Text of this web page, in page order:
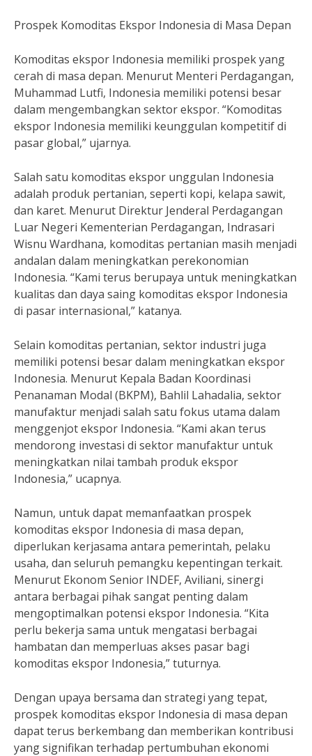
Prospek Komoditas Ekspor Indonesia di Masa Depan
Komoditas ekspor Indonesia memiliki prospek yang
cerah di masa depan. Menurut Menteri Perdagangan,
Muhammad Lutfi, Indonesia memiliki potensi besar
dalam mengembangkan sektor ekspor. “Komoditas
ekspor Indonesia memiliki keunggulan kompetitif di
pasar global,” ujarnya.
Salah satu komoditas ekspor unggulan Indonesia
adalah produk pertanian, seperti kopi, kelapa sawit,
dan karet. Menurut Direktur Jenderal Perdagangan
Luar Negeri Kementerian Perdagangan, Indrasari
Wisnu Wardhana, komoditas pertanian masih menjadi
andalan dalam meningkatkan perekonomian
Indonesia. “Kami terus berupaya untuk meningkatkan
kualitas dan daya saing komoditas ekspor Indonesia
di pasar internasional,” katanya.
Selain komoditas pertanian, sektor industri juga
memiliki potensi besar dalam meningkatkan ekspor
Indonesia. Menurut Kepala Badan Koordinasi
Penanaman Modal (BKPM), Bahlil Lahadalia, sektor
manufaktur menjadi salah satu fokus utama dalam
menggenjot ekspor Indonesia. “Kami akan terus
mendorong investasi di sektor manufaktur untuk
meningkatkan nilai tambah produk ekspor
Indonesia,” ucapnya.
Namun, untuk dapat memanfaatkan prospek
komoditas ekspor Indonesia di masa depan,
diperlukan kerjasama antara pemerintah, pelaku
usaha, dan seluruh pemangku kepentingan terkait.
Menurut Ekonom Senior INDEF, Aviliani, sinergi
antara berbagai pihak sangat penting dalam
mengoptimalkan potensi ekspor Indonesia. “Kita
perlu bekerja sama untuk mengatasi berbagai
hambatan dan memperluas akses pasar bagi
komoditas ekspor Indonesia,” tuturnya.
Dengan upaya bersama dan strategi yang tepat,
prospek komoditas ekspor Indonesia di masa depan
dapat terus berkembang dan memberikan kontribusi
yang signifikan terhadap pertumbuhan ekonomi